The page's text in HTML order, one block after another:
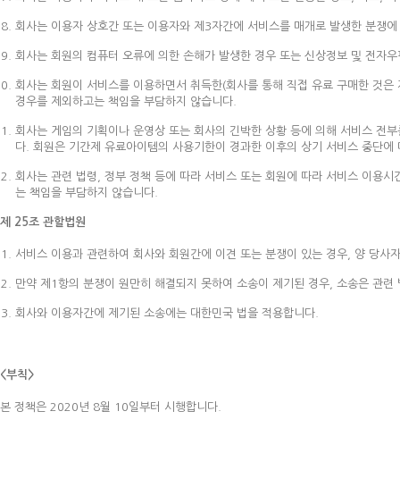
회사는 이용자 상호간 또는 이용자와 제3자간에 서비스를 매개로 발생한 분쟁
회사는 회원의 컴퓨터 오류에 의한 손해가 발생한 경우 또는 신상정보 및 전자
회사는 회원이 서비스를 이용하면서 취득한(회사를 통해 직접 유료 구매한 것
경우를 제외하고는 책임을 부담하지 않습니다.
회사는 게임의 기획이나 운영상 또는 회사의 긴박한 상황 등에 의해 서비스 전
다. 회원은 기간제 유료아이템의 사용기한이 경과한 이후의 상기 서비스 중단
회사는 관련 법령, 정부 정책 등에 따라 서비스 또는 회원에 따라 서비스 이용
는 책임을 부담하지 않습니다.
제 25조 관할법원
서비스 이용과 관련하여 회사와 회원간에 이견 또는 분쟁이 있는 경우, 양 당사
만약 제1항의 분쟁이 원만히 해결되지 못하여 소송이 제기된 경우, 소송은 관
회사와 이용자간에 제기된 소송에는 대한민국 법을 적용합니다.
<부칙>
본 정책은 2020년 8월 10일부터 시행합니다.